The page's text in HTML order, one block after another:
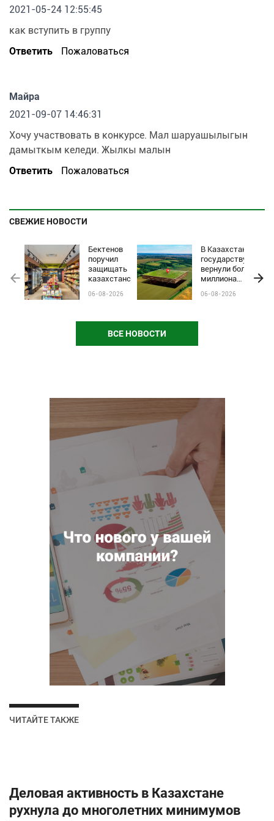
2021-05-24 12:55:45
как вступить в группу
Ответить
Пожаловаться
Майра
2021-09-07 14:46:31
Хочу участвовать в конкурсе. Мал шаруашылыгын
дамыткым келеди. Жылкы малын
Ответить
Пожаловаться
СВЕЖИЕ НОВОСТИ
Бектенов
поручил
защищать
казахстанские
чёрного пиара
06-08-2026
В Казахстане
государству
вернули более
миллиона
сельхозземель
06-08-2026
ВСЕ НОВОСТИ
ЧИТАЙТЕ ТАКЖЕ
Деловая активность в Казахстане
рухнула до многолетних минимумов